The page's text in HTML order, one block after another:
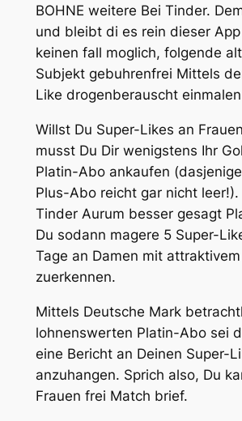
BOHNE weitere Bei Tinder.
und bleibt di es rein dieser
keinen fall moglich, folgende
Subjekt gebuhrenfrei Mittels
Like drogenberauscht
Willst Du Super-Likes an
musst Du Dir wenigstens Ihr
Platin-Abo ankaufen
Plus-Abo reicht gar nicht
Tinder Aurum besser gesagt
Du sodann magere 5 Super-
Tage an Damen mit
zuerkennen.
Mittels Deutsche Mark
lohnenswerten Platin-Abo sei
eine Bericht an Deinen Super-
anzuhangen. Sprich also, Du
Frauen frei Match brief.